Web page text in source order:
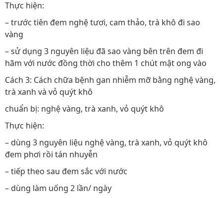
Thực hiện:
– trước tiên đem nghệ tươi, cam thảo, trà khô đi sao
vàng
– sử dụng 3 nguyên liệu đã sao vàng bên trên đem đi
hãm với nước đồng thời cho thêm 1 chút mật ong vào
Cách 3: Cách chữa bệnh gan nhiễm mỡ bằng nghệ vàng,
trà xanh và vỏ quýt khô
chuẩn bị: nghệ vàng, trà xanh, vỏ quýt khô
Thực hiện:
– dùng 3 nguyên liệu nghệ vàng, trà xanh, vỏ quýt khô
đem phơi rồi tán nhuyễn
– tiếp theo sau đem sắc với nước
– dùng làm uống 2 lần/ ngày